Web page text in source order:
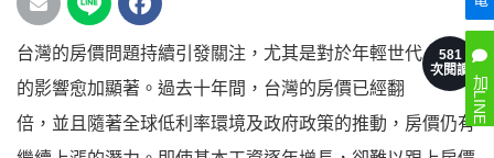
加LINE
581
次閱讀
台灣的房價問題持續引發關注，尤其是對於年輕世代
的影響愈加顯著。過去十年間，台灣的房價已經翻
倍，並且隨著全球低利率環境及政府政策的推動，房價仍有